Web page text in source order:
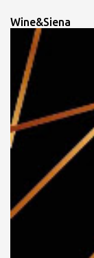
Wine&Siena